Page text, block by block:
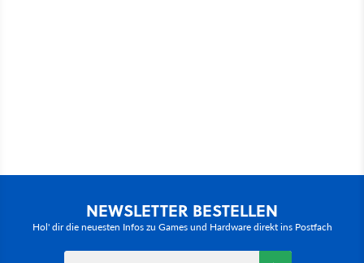
NEWSLETTER BESTELLEN
Hol' dir die neuesten Infos zu Games und Hardware direkt ins Postfach